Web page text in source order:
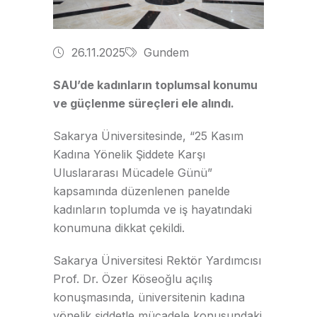
26.11.2025 Gundem
SAU’de kadınların toplumsal konumu
ve güçlenme süreçleri ele alındı.
Sakarya Üniversitesinde, “25 Kasım
Kadına Yönelik Şiddete Karşı
Uluslararası Mücadele Günü”
kapsamında düzenlenen panelde
kadınların toplumda ve iş hayatındaki
konumuna dikkat çekildi.
Sakarya Üniversitesi Rektör Yardımcısı
Prof. Dr. Özer Köseoğlu açılış
konuşmasında, üniversitenin kadına